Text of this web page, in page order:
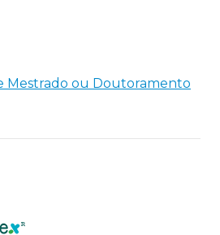
Mestrado ou Doutoramento